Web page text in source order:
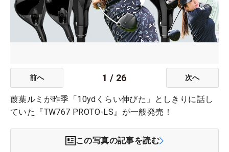
前へ 1 / 26 次へ
葭葉ルミが昨季「10ydくらい伸びた」としきりに話し
ていた『TW767 PROTO-LS』が一般発売！
この写真の記事を読む